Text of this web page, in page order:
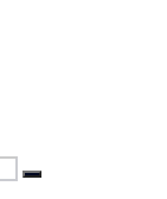
Suchen